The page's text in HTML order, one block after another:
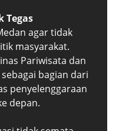
Tegas
agar tidak
masyarakat.
Pariwisata dan
bagian dari
penyelenggaraan
depan.